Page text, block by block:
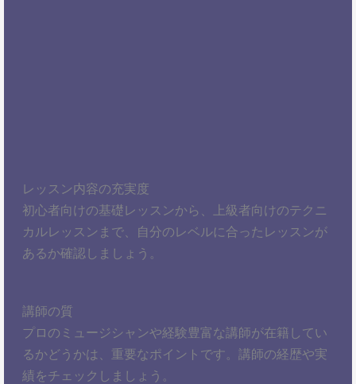
レッスン内容の充実度
初心者向けの基礎レッスンから、上級者向けのテクニ
カルレッスンまで、自分のレベルに合ったレッスンが
あるか確認しましょう。
講師の質
プロのミュージシャンや経験豊富な講師が在籍してい
るかどうかは、重要なポイントです。講師の経歴や実
績をチェックしましょう。